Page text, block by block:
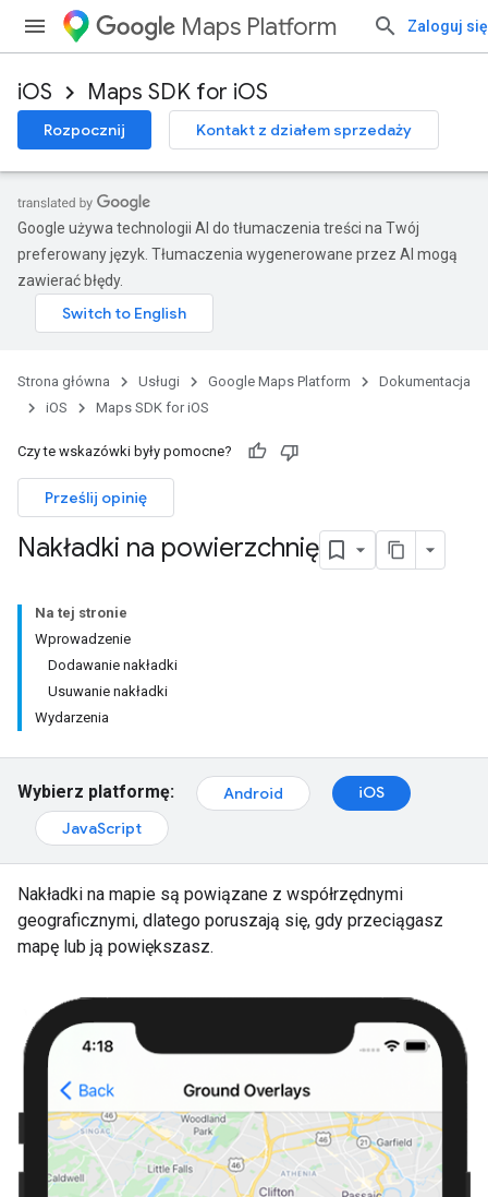
Maps Platform Zaloguj się
iOS Maps SDK for iOS
Rozpocznij Kontakt z działem sprzedaży
Google używa technologii AI do tłumaczenia treści na Twój
preferowany język. Tłumaczenia wygenerowane przez AI mogą
zawierać błędy.
Strona główna Usługi Google Maps Platform
Dokumentacja
iOS
Maps SDK for iOS
Czy te wskazówki były pomocne?
Prześlij opinię
Nakładki na powierzchnię
Na tej stronie
Wprowadzenie
Dodawanie nakładki
Usuwanie nakładki
Wydarzenia
Wybierz platformę: Android
iOS
JavaScript
Nakładki na mapie są powiązane z współrzędnymi
geograficznymi, dlatego poruszają się, gdy przeciągasz
mapę lub ją powiększasz.